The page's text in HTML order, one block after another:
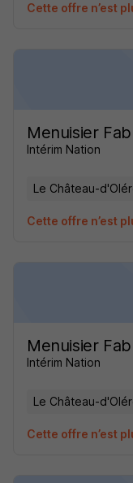
Cette offre n’est
Menuisier
Intérim Nation
Le Château-
Cette offre n’est
Menuisier
Intérim Nation
Le Château-
Cette offre n’est